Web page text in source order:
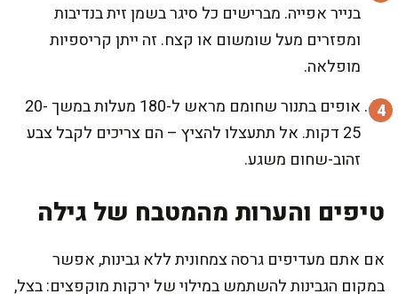
בנייר אפייה. מברישים כל סיגר בשמן זית בנדיבות
ומפזרים מעל שומשום או קצח. זה ייתן קריספיות
מופלאה.
אופים בתנור שחומם מראש ל-180 מעלות במשך 20-
25 דקות. אל תתעצלו להציץ – הם צריכים לקבל צבע
זהוב-שחום משגע.
טיפים והערות מהמטבח של גילה
אם אתם מעדיפים גרסה צמחונית ללא גבינות, אפשר
במקום הגבינות להשתמש במילוי של ירקות מוקפצים: בצל,